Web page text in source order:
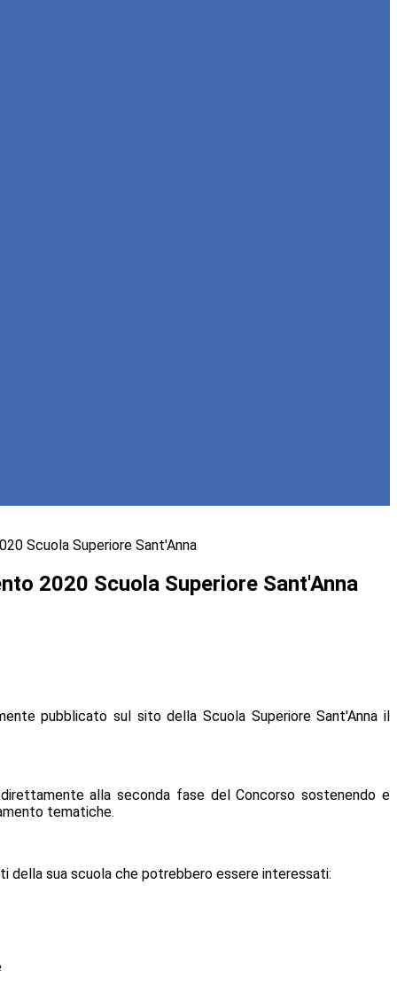
Scuola Superiore Sant'Anna
2020 Scuola Superiore Sant'Anna
pubblicato sul sito della Scuola Superiore Sant'Anna il
alla seconda fase del Concorso sostenendo e
tematiche.
della sua scuola che potrebbero essere interessati: